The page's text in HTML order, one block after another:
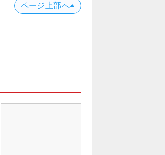
ページ上部へ